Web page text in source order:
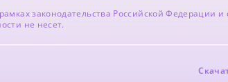
законодательства Российской Федерации
не несет.